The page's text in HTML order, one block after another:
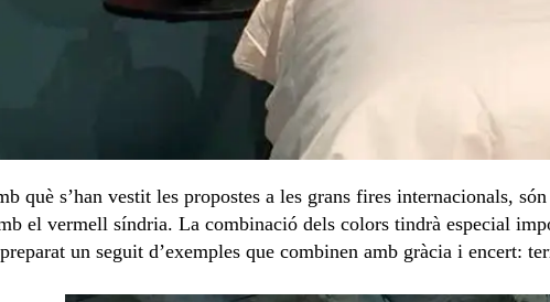
què s’han vestit les propostes a les grans fires internacionals,
el vermell síndria. La combinació dels colors tindrà especial
un seguit d’exemples que combinen amb gràcia i encert: